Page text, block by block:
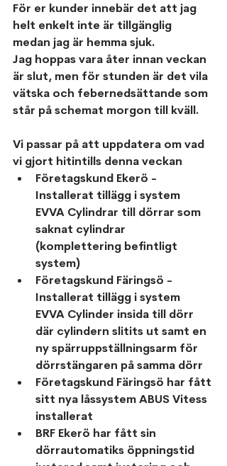
För er kunder innebär det att jag
helt enkelt inte är tillgänglig
medan jag är hemma sjuk.
Jag hoppas vara åter innan veckan
är slut, men för stunden är det vila
vätska och febernedsättande som
står på schemat morgon till kväll.
Vi passar på att uppdatera om vad
vi gjort hitintills denna veckan
Företagskund Ekerö -
Installerat tillägg i system
EVVA Cylindrar till dörrar som
saknat cylindrar
(komplettering befintligt
system)
Företagskund Färingsö -
Installerat tillägg i system
EVVA Cylinder insida till dörr
där cylindern slitits ut samt en
ny spärruppställningsarm för
dörrstängaren på samma dörr
Företagskund Färingsö har fått
sitt nya låssystem ABUS Vitess
installerat
BRF Ekerö har fått sin
dörrautomatiks öppningstid